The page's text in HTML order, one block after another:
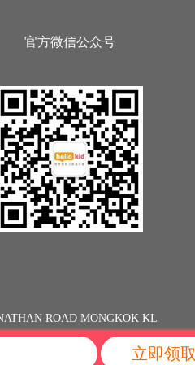
官方微信公众号
ROAD MONGKOK KL
立即领取